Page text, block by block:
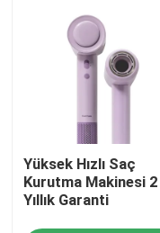
Yüksek Hızlı Saç
Kurutma Makinesi 2
Yıllık Garanti